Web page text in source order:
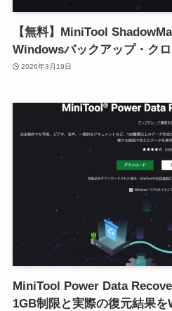
【無料】MiniTool
Windowsバックアップ・ク
2026年3月19日
MiniTool Power Data
1GB制限と実際の復元結果